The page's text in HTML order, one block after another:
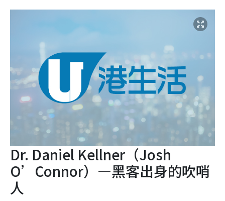
Dr. Daniel Kellner（Josh
O’Connor）—黑客出身的吹哨
人